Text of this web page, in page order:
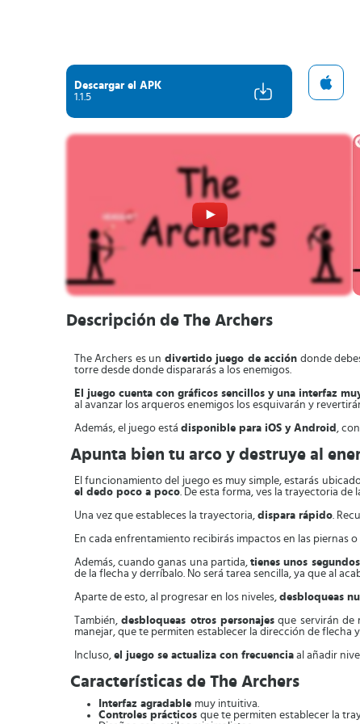
Descargar el APK
1.1.5
Descripción de The Archers
The Archers es un divertido juego de acción donde
torre desde donde dispararás a los enemigos.
El juego cuenta con gráficos sencillos y una interfaz
al avanzar los arqueros enemigos los esquivarán y
Además, el juego está disponible para iOS y Android ,
Apunta bien tu arco y destruye al
El funcionamiento del juego es muy simple, estarás
el dedo poco a poco. De esta forma, ves la trayectoria de
Una vez que estableces la trayectoria, dispara rápido.
En cada enfrentamiento recibirás impactos en las piernas
Además, cuando ganas una partida,tienes unos
de la flecha y derríbalo. No será tarea sencilla, ya que al
Aparte de esto, al progresar en los niveles, desbloqueas
También,desbloqueas otros personajes que servirán de
manejar, que te permiten establecer la dirección de flecha
Incluso, el juego se actualiza con frecuencia al añadir
Características de The Archers
Interfaz agradable muy intuitiva.
Controles prácticos que te permiten establecer la